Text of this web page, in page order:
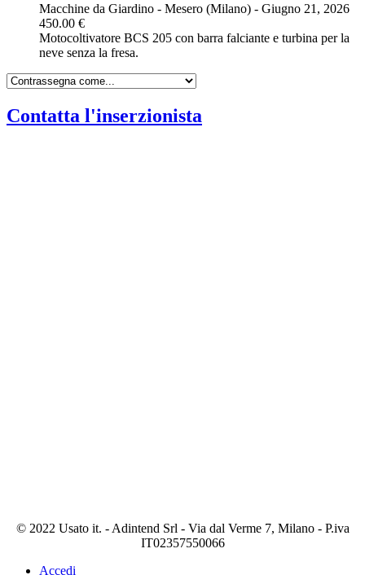
Macchine da Giardino - Mesero (Milano) - Giugno 21, 2026
450.00 €
Motocoltivatore BCS 205 con barra falciante e turbina per la
neve senza la fresa.
Contatta l'inserzionista
© 2022 Usato it. - Adintend Srl - Via dal Verme 7, Milano - P.iva
IT02357550066
Accedi